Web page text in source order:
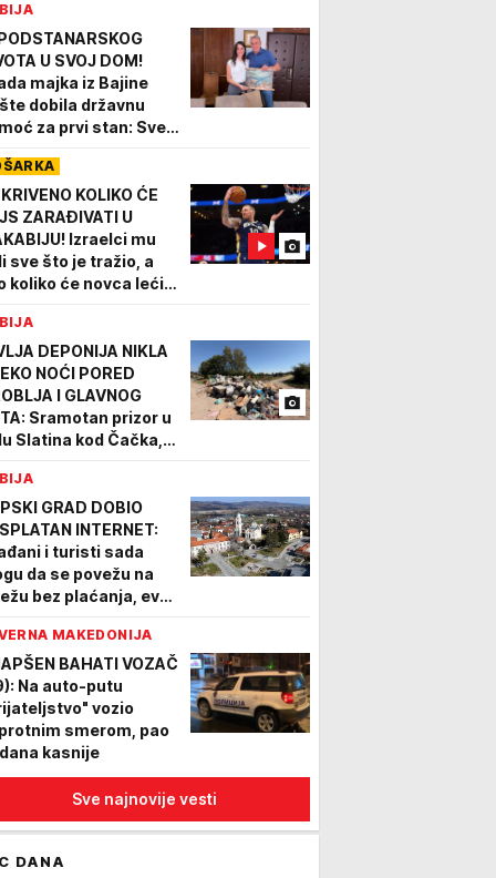
U SVOJ DOM!
majka iz Bajine
dobila državnu
za prvi stan: Sve
poteškoća (FOTO)
KOLIKO ĆE
ZARAĐIVATI U
Izraelci mu
sve što je tražio, a
koliko će novca leći
DEPONIJA NIKLA
NOĆI PORED
I GLAVNOG
Sramotan prizor u
Slatina kod Čačka,
(FOTO)
GRAD DOBIO
INTERNET:
i turisti sada
da se povežu na
bez plaćanja, evo
MAKEDONIJA
BAHATI VOZAČ
Na auto-putu
vozio
smerom, pao
kasnije
Sve najnovije vesti
DANA